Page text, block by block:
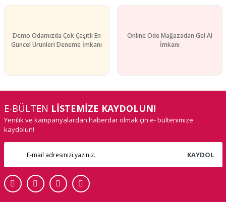
Demo Odamızda Çok Çeşitli En
Güncel Ürünleri Deneme İmkanı
Online Öde Mağazadan Gel Al
İmkanı
E-BÜLTEN LİSTEMİZE KAYDOLUN!
Yenilik ve kampanyalardan haberdar olmak çin e- bültenimize
kaydolun!
KAYDOL